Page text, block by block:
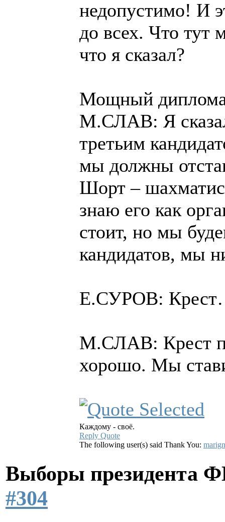
недопустимо! И
до всех. Что тут
что я сказал?
Мощный
М.СЛАВ: Я
третьим
мы должны
Шорт –
знаю его как
стоит, но мы
кандидатов, мы
Е.СУРОВ:
М.СЛАВ: Крест
хорошо. Мы
Каждому - своё.
Reply Quote
The following user(s) said Thank You:
Выборы президента
#304